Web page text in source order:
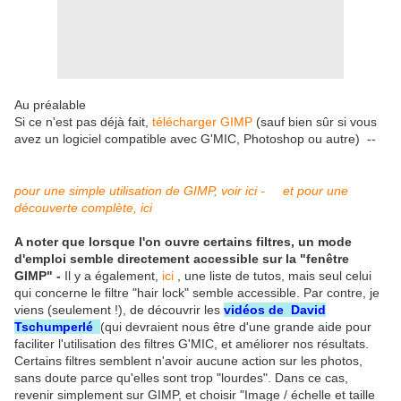
Au préalable
Si ce n'est pas déjà fait, télécharger GIMP (sauf bien sûr si vous
avez un logiciel compatible avec G'MIC, Photoshop ou autre) --
pour une simple utilisation de GIMP, voir ici -
et pour une
découverte complète, ici
A noter que lorsque l'on ouvre certains filtres, un mode
d'emploi semble directement accessible sur la "fenêtre
GIMP" - Il y a également, ici , une liste de tutos, mais seul celui
qui concerne le filtre "hair lock" semble accessible. Par contre, je
viens (seulement !), de découvrir les vidéos de David
Tschumperlé (qui devraient nous être d'une grande aide pour
faciliter l'utilisation des filtres G'MIC, et améliorer nos résultats.
Certains filtres semblent n'avoir aucune action sur les photos,
sans doute parce qu'elles sont trop "lourdes". Dans ce cas,
revenir simplement sur GIMP, et choisir "Image / échelle et taille